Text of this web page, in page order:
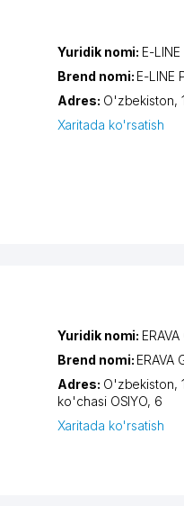
Yuridik nomi: E-
Brend nomi: E-LINE
Adres: O'zbekiston,
Xaritada ko'rsatish
Yuridik nomi:
Brend nomi: ERAVA
Adres: O'zbekiston,
ko'chasi OSIYO, 6
Xaritada ko'rsatish